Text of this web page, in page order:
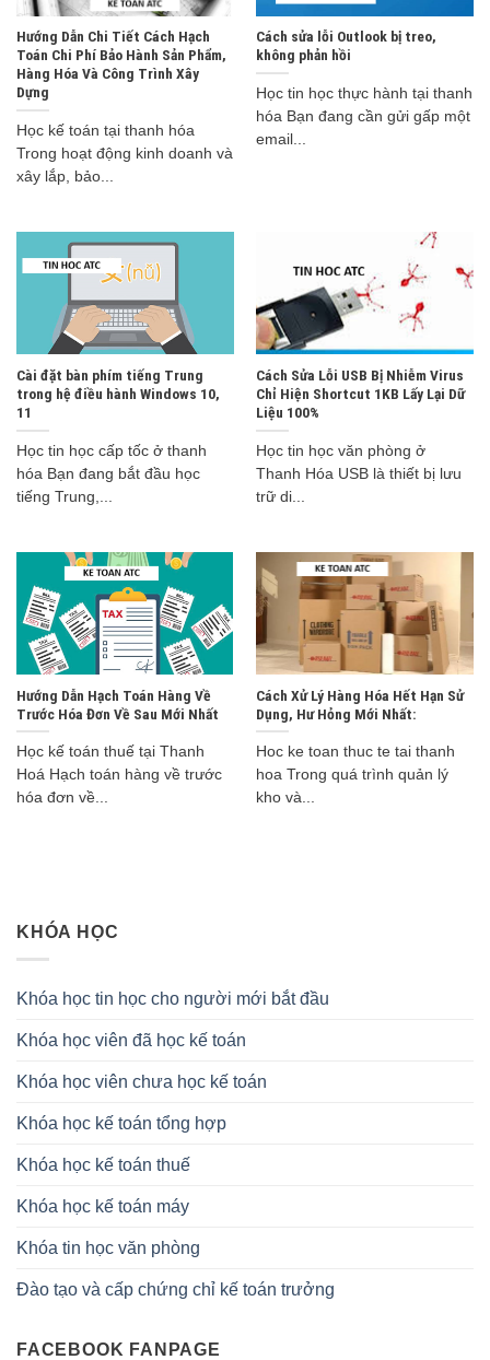
Hướng Dẫn Chi Tiết Cách Hạch
Toán Chi Phí Bảo Hành Sản Phẩm,
Hàng Hóa Và Công Trình Xây
Dựng
Học kế toán tại thanh hóa
Trong hoạt động kinh doanh và
xây lắp, bảo...
Cách sửa lỗi Outlook bị treo,
không phản hồi
Học tin học thực hành tại thanh
hóa Bạn đang cần gửi gấp một
email...
Cài đặt bàn phím tiếng Trung
trong hệ điều hành Windows 10,
11
Học tin học cấp tốc ở thanh
hóa Bạn đang bắt đầu học
tiếng Trung,...
Cách Sửa Lỗi USB Bị Nhiễm Virus
Chỉ Hiện Shortcut 1KB Lấy Lại Dữ
Liệu 100%
Học tin học văn phòng ở
Thanh Hóa USB là thiết bị lưu
trữ di...
Hướng Dẫn Hạch Toán Hàng Về
Trước Hóa Đơn Về Sau Mới Nhất
Học kế toán thuế tại Thanh
Hoá Hạch toán hàng về trước
hóa đơn về...
Cách Xử Lý Hàng Hóa Hết Hạn Sử
Dụng, Hư Hỏng Mới Nhất:
Hoc ke toan thuc te tai thanh
hoa Trong quá trình quản lý
kho và...
KHÓA HỌC
Khóa học tin học cho người mới bắt đầu
Khóa học viên đã học kế toán
Khóa học viên chưa học kế toán
Khóa học kế toán tổng hợp
Khóa học kế toán thuế
Khóa học kế toán máy
Khóa tin học văn phòng
Đào tạo và cấp chứng chỉ kế toán trưởng
FACEBOOK FANPAGE